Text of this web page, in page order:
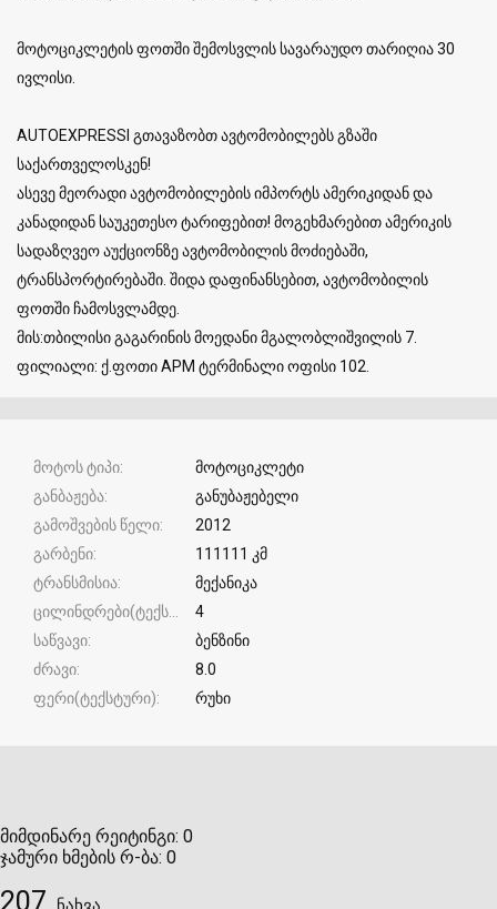
მოტოციკლეტის ფოთში შემოსვლის სავარაუდო თარიღია 30
ივლისი.
AUTOEXPRESSI გთავაზობთ ავტომობილებს გზაში
საქართველოსკენ!
ასევე მეორადი ავტომობილების იმპორტს ამერიკიდან და
კანადიდან საუკეთესო ტარიფებით! მოგეხმარებით ამერიკის
სადაზღვეო აუქციონზე ავტომობილის მოძიებაში,
ტრანსპორტირებაში. შიდა დაფინანსებით, ავტომობილის
ფოთში ჩამოსვლამდე.
მის:თბილისი გაგარინის მოედანი მგალობლიშვილის 7.
ფილიალი: ქ.ფოთი APM ტერმინალი ოფისი 102.
მოტოს ტიპი
მოტოციკლეტი
განბაჟება
განუბაჟებელი
გამოშვების წელი
2012
გარბენი
111111 კმ
ტრანსმისია
მექანიკა
4
საწვავი
ბენზინი
ძრავი
8.0
ფერი(ტექსტური)
რუხი
მიმდინარე რეიტინგი: 0
ჯამური ხმების რ-ბა: 0
207